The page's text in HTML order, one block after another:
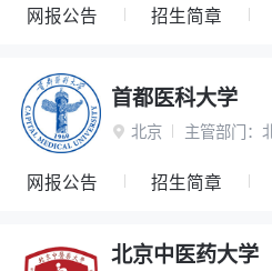
网报公告 招生简章
首都医科大学
 北京 主管部门：
网报公告 招生简章
北京中医药大学